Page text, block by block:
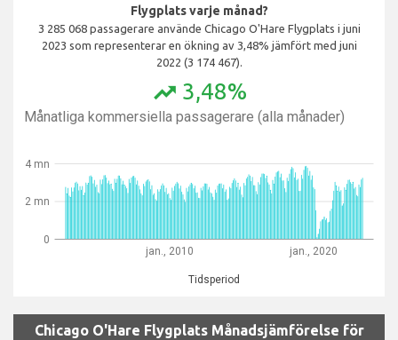
Flygplats varje månad?
3 285 068 passagerare använde Chicago O'Hare Flygplats i juni
2023 som representerar en ökning av 3,48% jämfört med juni
2022 (3 174 467).
trending_up 3,48%
Månatliga kommersiella passagerare (alla månader)
jan., 2010 jan., 2020
Tidsperiod
0
2 mn
4 mn
Chicago O'Hare Flygplats Månadsjämförelse för